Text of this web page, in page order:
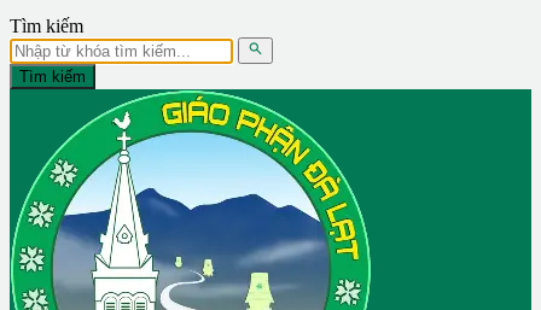
Tìm kiếm

Tìm kiếm